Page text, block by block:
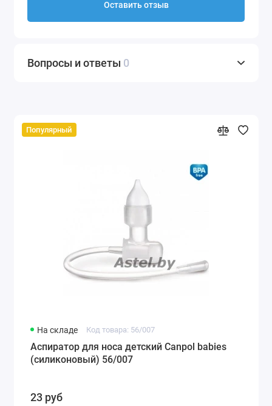
Оставить отзыв
Вопросы и ответы 0
Популярный
На складе Код товара: 56/007
Аспиратор для носа детский Canpol babies
(силиконовый) 56/007
23 руб